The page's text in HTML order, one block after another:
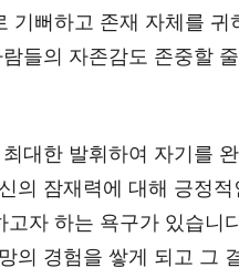
기뻐하고 존재 자체를 귀
들의 자존감도 존중할
대한 발휘하여 자기를
의 잠재력에 대해 긍정적
자 하는 욕구가 있습니
의 경험을 쌓게 되고 그